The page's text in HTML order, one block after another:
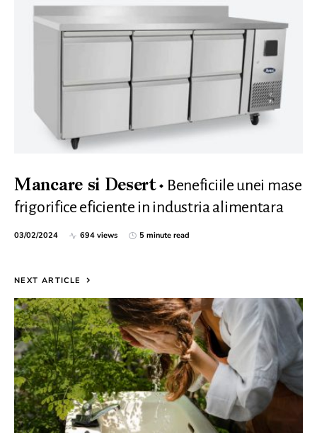
Mancare si Desert
Beneficiile unei mase
frigorifice eficiente in industria alimentara
03/02/2024 694 views 5 minute read
NEXT ARTICLE